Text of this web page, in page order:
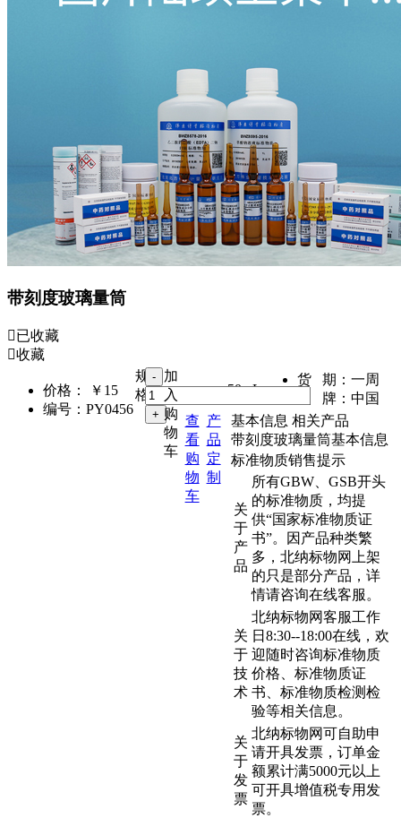
带刻度玻璃量筒
已收藏
收藏
价格：
￥15
编号： PY0456
货 期： 一周
品 牌： 中国
规
格：
50mL
加
入
购
物
车
查
看
购
物
车
产
品
定
制
基本信息 相关产品
带刻度玻璃量筒基本信息
标准物质销售提示
关
于
产
品
所有GBW、GSB开头
的标准物质，均提
供“国家标准物质证
书”。因产品种类繁
多，北纳标物网上架
的只是部分产品，详
情请咨询在线客服。
关
于
技
术
北纳标物网客服工作
日8:30--18:00在线，欢
迎随时咨询标准物质
价格、标准物质证
书、标准物质检测检
验等相关信息。
关
于
发
票
北纳标物网可自助申
请开具发票，订单金
额累计满5000元以上
可开具增值税专用发
票。